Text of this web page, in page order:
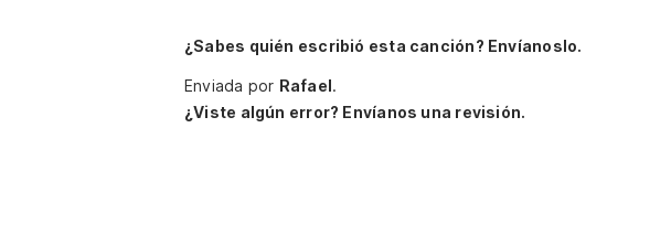
¿Sabes quién escribió esta canción? Envíanoslo.
Enviada por Rafael.
¿Viste algún error? Envíanos una revisión.